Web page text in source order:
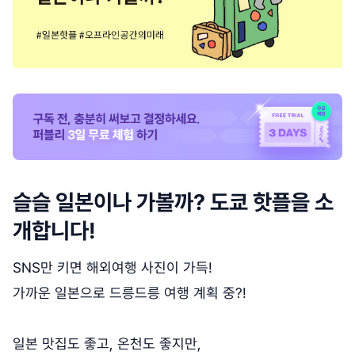
슬슬 일본이나 가볼까? 도쿄 핫플을 소
개합니다!
SNS만 키면 해외여행 사진이 가득!
가까운 일본으로 드릉드릉 여행 계획 중?!
일본 맛집도 좋고, 온천도 좋지만,